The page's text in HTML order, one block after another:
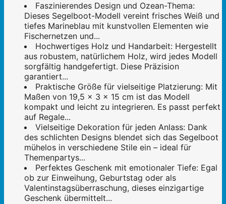
Faszinierendes Design und Ozean-Thema:
Dieses Segelboot-Modell vereint frisches Weiß und
tiefes Marineblau mit kunstvollen Elementen wie
Fischernetzen und...
Hochwertiges Holz und Handarbeit: Hergestellt
aus robustem, natürlichem Holz, wird jedes Modell
sorgfältig handgefertigt. Diese Präzision
garantiert...
Praktische Größe für vielseitige Platzierung: Mit
Maßen von 19,5 x 3 x 15 cm ist das Modell
kompakt und leicht zu integrieren. Es passt perfekt
auf Regale...
Vielseitige Dekoration für jeden Anlass: Dank
des schlichten Designs blendet sich das Segelboot
mühelos in verschiedene Stile ein – ideal für
Themenpartys...
Perfektes Geschenk mit emotionaler Tiefe: Egal
ob zur Einweihung, Geburtstag oder als
Valentinstagsüberraschung, dieses einzigartige
Geschenk übermittelt...